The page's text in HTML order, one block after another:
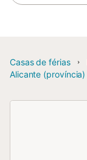
Casas de férias
Alicante (província)